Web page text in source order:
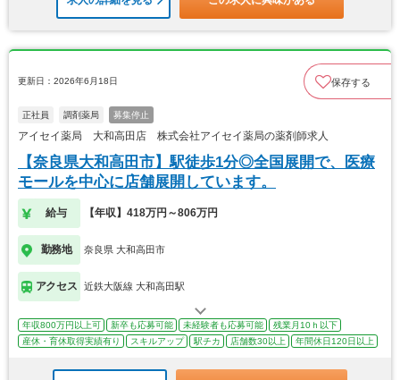
更新日：2026年6月18日 保存する
正社員 調剤薬局 募集停止
アイセイ薬局 大和高田店 株式会社アイセイ薬局の薬剤師求人
【奈良県大和高田市】駅徒歩1分◎全国展開で、医療
モールを中心に店舗展開しています。
給与 【年収】418万円～806万円
勤務地 奈良県 大和高田市
アクセス 近鉄大阪線 大和高田駅
年収800万円以上可 新卒も応募可能 未経験者も応募可能
残業月10ｈ以下
産休・育休取得実績有り
スキルアップ 駅チカ 店舗数30以上 年間休日120日以上